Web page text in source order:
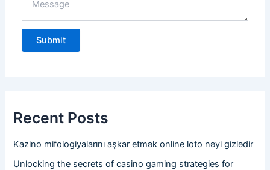
.
Recent Posts
Kazino mifologiyalarını aşkar etmək online loto nəyi gizlədir
Unlocking the secrets of casino gaming strategies for